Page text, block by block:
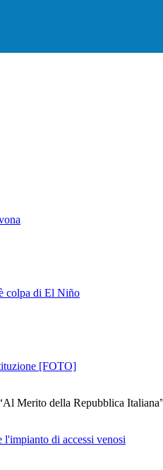
colpa di El Niño
[FOTO]
Merito della Repubblica
l'impianto di accessi venosi